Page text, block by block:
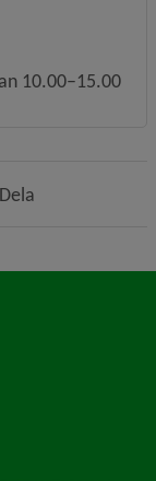
10.00–15.00
Dela
öppnas i nytt